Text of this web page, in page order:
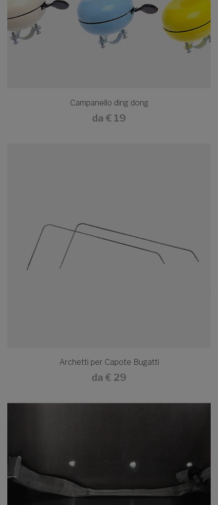
Campanello ding dong
da € 19
Archetti per Capote Bugatti
da € 29